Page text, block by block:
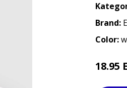
Brand:
Color:
18.95